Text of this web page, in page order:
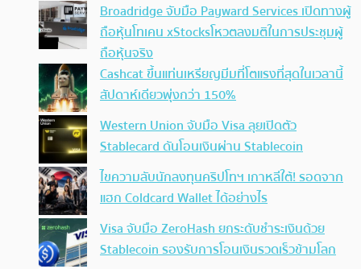
Broadridge จับมือ Payward Services เปิดทางผู้
ถือหุ้นโทเคน xStocksโหวตลงมติในการประชุมผู้
ถือหุ้นจริง
Cashcat ขึ้นแท่นเหรียญมีมที่โตแรงที่สุดในเวลานี้
สัปดาห์เดียวพุ่งกว่า 150%
Western Union จับมือ Visa ลุยเปิดตัว
Stablecard ดันโอนเงินผ่าน Stablecoin
ไขความลับนักลงทุนคริปโทฯ เกาหลีใต้! รอดจาก
แฮก Coldcard Wallet ได้อย่างไร
Visa จับมือ ZeroHash ยกระดับชำระเงินด้วย
Stablecoin รองรับการโอนเงินรวดเร็วข้ามโลก